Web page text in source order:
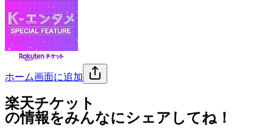
ホーム画面に追加
楽天チケット
の情報をみんなにシェアしてね！